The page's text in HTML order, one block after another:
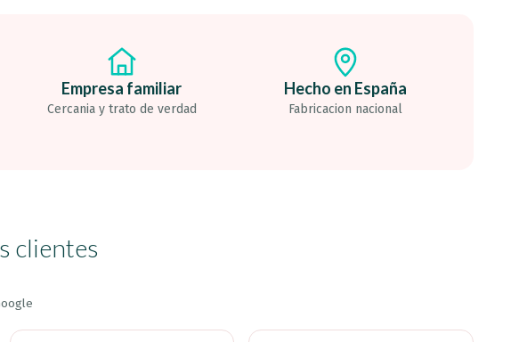
Empresa familiar
Cercania y trato de verdad
Hecho en España
Fabricacion nacional
clientes